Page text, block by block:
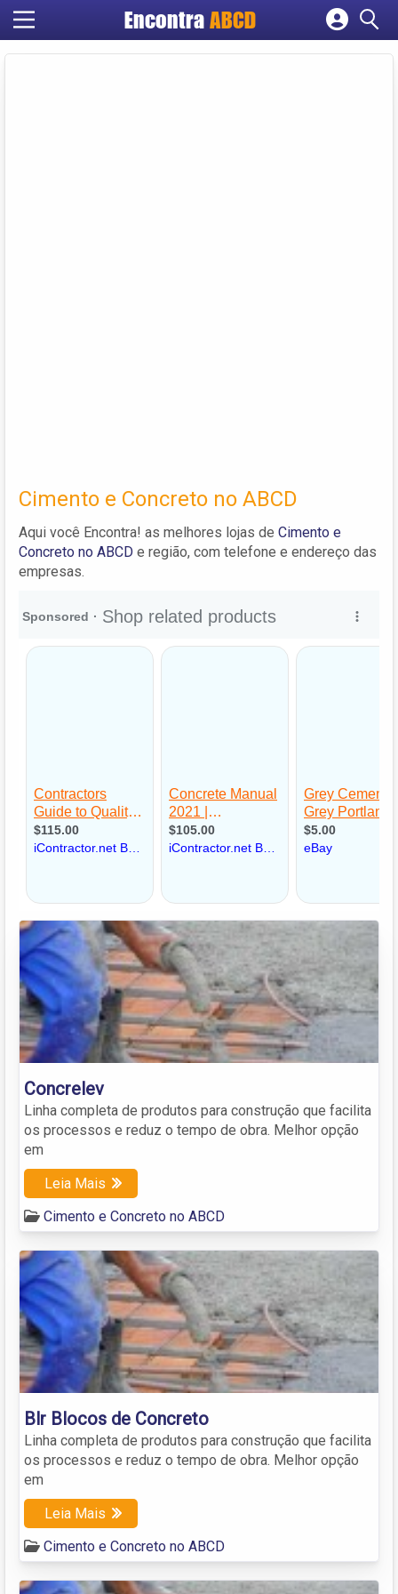
EncontraABCD
Cadastrar empresa
Cimento e Concreto no ABCD
Aqui você Encontra! as melhores lojas de Cimento e
Concreto no ABCD e região, com telefone e endereço das
empresas.
Concrelev
Linha completa de produtos para construção que facilita
os processos e reduz o tempo de obra. Melhor opção
em
Leia Mais
Cimento e Concreto no ABCD
Blr Blocos de Concreto
Linha completa de produtos para construção que facilita
os processos e reduz o tempo de obra. Melhor opção
em
Leia Mais
Cimento e Concreto no ABCD